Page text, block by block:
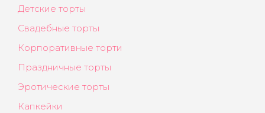
Детские торты
Свадебные торты
Корпоративные торти
Праздничные торты
Эротические торты
Капкейки